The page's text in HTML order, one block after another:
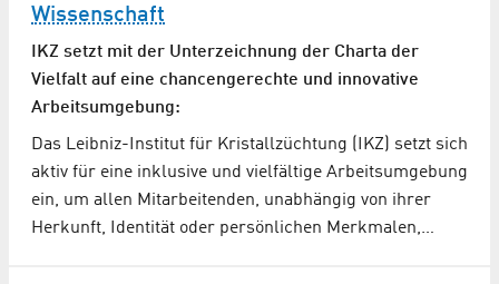
Wissenschaft
IKZ setzt mit der Unterzeichnung der Charta der
Vielfalt auf eine chancengerechte und innovative
Arbeitsumgebung:
Das Leibniz-Institut für Kristallzüchtung (IKZ) setzt sich
aktiv für eine inklusive und vielfältige Arbeitsumgebung
ein, um allen Mitarbeitenden, unabhängig von ihrer
Herkunft, Identität oder persönlichen Merkmalen,…